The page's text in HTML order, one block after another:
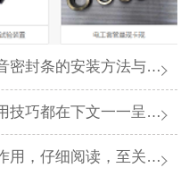
方法与步骤看下文一目了然哦
巧都在下文一一呈现哦
细阅读，至关重要哦！